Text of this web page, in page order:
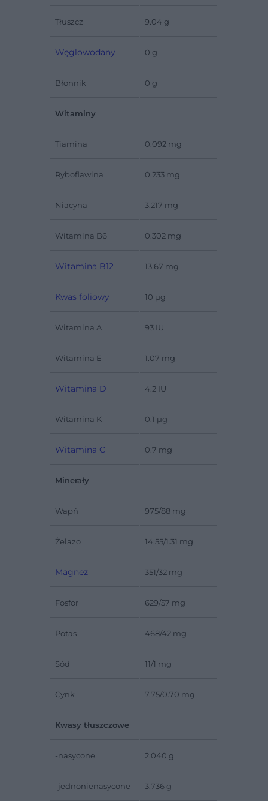
Tłuszcz 9.04 g
Węglowodany 0 g
Błonnik 0 g
Witaminy
Tiamina 0.092 mg
Ryboflawina 0.233 mg
Niacyna 3.217 mg
Witamina B6 0.302 mg
Witamina B12 13.67 mg
Kwas foliowy 10 µg
Witamina A 93 IU
Witamina E 1.07 mg
Witamina D 4.2 IU
Witamina K 0.1 µg
Witamina C 0.7 mg
Minerały
Wapń 975/88 mg
Żelazo 14.55/1.31 mg
Magnez 351/32 mg
Fosfor 629/57 mg
Potas 468/42 mg
Sód 11/1 mg
Cynk 7.75/0.70 mg
Kwasy tłuszczowe
-nasycone 2.040 g
-jednonienasycone 3.736 g